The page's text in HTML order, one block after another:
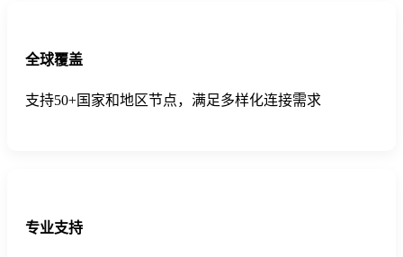
全球覆盖
支持50+国家和地区节点，满足多样化连接需求
专业支持